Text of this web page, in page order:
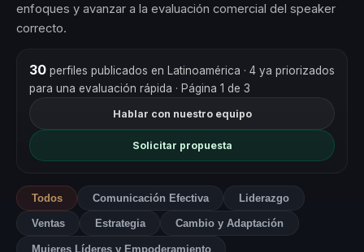
enfoques y avanzar a la evaluación comercial del speaker
correcto.
30perfiles publicados en Latinoamérica · 4 ya priorizados
para una evaluación rápida · Página 1 de 3
Hablar con nuestro equipo
Solicitar propuesta
Todos Comunicación Efectiva Liderazgo
Ventas Estrategia Cambio y Adaptación
Mujeres Líderes y Empoderamiento